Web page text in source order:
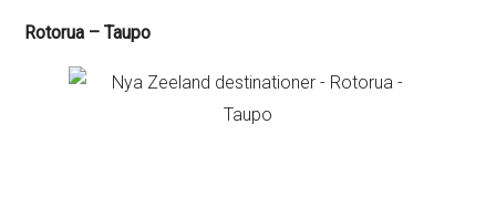
Rotorua – Taupo